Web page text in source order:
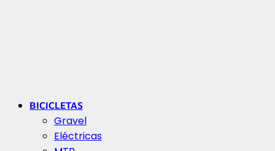
BICICLETAS
Gravel
Eléctricas